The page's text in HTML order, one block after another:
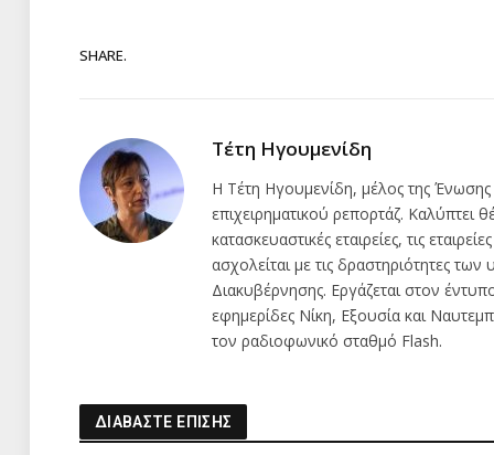
SHARE.
Τέτη Ηγουμενίδη
Η Τέτη Ηγουμενίδη, μέλος της
επιχειρηματικού ρεπορτάζ. Καλύπτει
κατασκευαστικές εταιρείες, τις
ασχολείται με τις δραστηριότητες
Διακυβέρνησης. Εργάζεται στον
εφημερίδες Νίκη, Εξουσία και
τον ραδιοφωνικό σταθμό Flash.
ΔΙΑΒΑΣΤΕ ΕΠΙΣΗΣ